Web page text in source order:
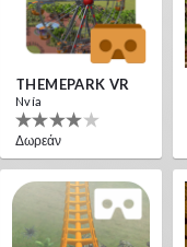
THEMEPARK VR
Nvía
Δωρεάν